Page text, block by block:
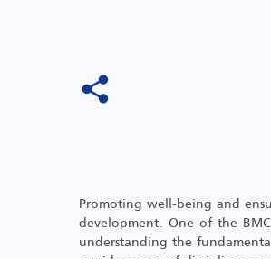
Promoting well-being and
development. One of the
understanding the